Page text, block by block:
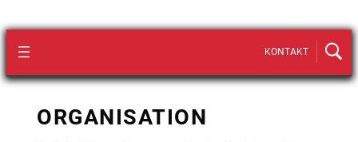
KONTAKT
ORGANISATION